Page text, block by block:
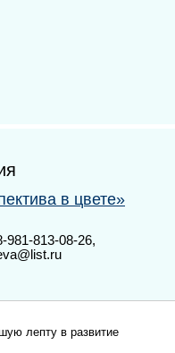
в цвете»
981-813-08-26,
лепту в развитие